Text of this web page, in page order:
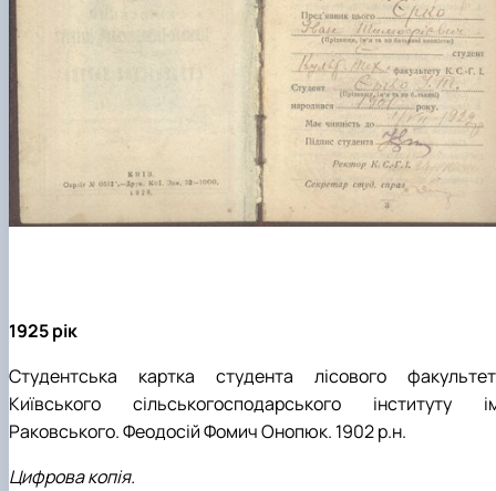
1925 рік
Студентська картка студента лісового
Київського сільськогосподарського інституту
Раковського. Феодосій Фомич Онопюк. 1902 р.н.
Цифрова копія.